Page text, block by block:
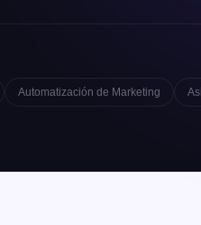
Automatización de Marketing